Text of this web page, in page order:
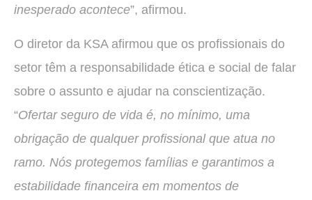
inesperado acontece”, afirmou.
O diretor da KSA afirmou que os profissionais do
setor têm a responsabilidade ética e social de falar
sobre o assunto e ajudar na conscientização.
“Ofertar seguro de vida é, no mínimo, uma
obrigação de qualquer profissional que atua no
ramo. Nós protegemos famílias e garantimos a
estabilidade financeira em momentos de